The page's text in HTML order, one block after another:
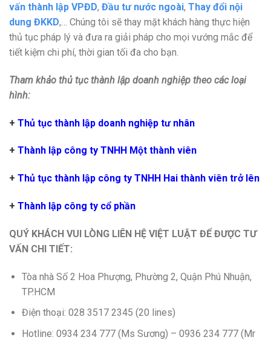
vấn thành lập VPĐD, Đầu tư nước ngoài, Thay đổi nội
dung ĐKKD,… Chúng tôi sẽ thay mặt khách hàng thực hiện
thủ tục pháp lý và đưa ra giải pháp cho mọi vướng mắc để
tiết kiệm chi phí, thời gian tối đa cho bạn.
Tham khảo thủ tục thành lập doanh nghiệp theo các loại
hình:
+ Thủ tục thành lập doanh nghiệp tư nhân
+ Thành lập công ty TNHH Một thành viên
+ Thủ tục thành lập công ty TNHH Hai thành viên trở lên
+ Thành lập công ty cổ phần
QUÝ KHÁCH VUI LÒNG LIÊN HỆ VIỆT LUẬT ĐỂ ĐƯỢC TƯ
VẤN CHI TIẾT:
Tòa nhà Số 2 Hoa Phượng, Phường 2, Quận Phú Nhuận,
TP.HCM
Điện thoại: 028 3517 2345 (20 lines)
Hotline: 0934 234 777 (Ms Sương) – 0936 234 777 (Mr